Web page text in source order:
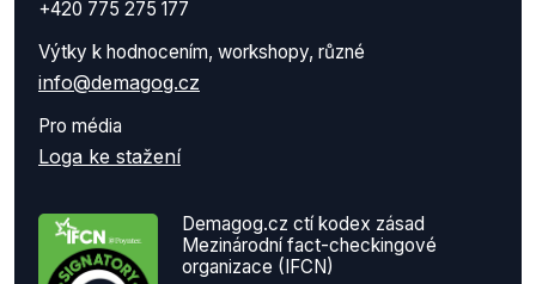
+420 775 275 177
Výtky k hodnocením, workshopy, různé
info@demagog.cz
Pro média
Loga ke stažení
Demagog.cz ctí kodex zásad
Mezinárodní fact-checkingové
organizace (IFCN)